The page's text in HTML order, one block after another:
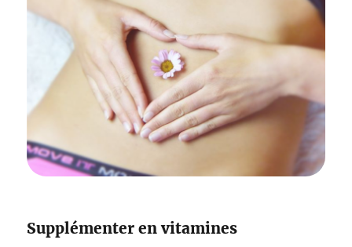
Supplémenter en vitamines